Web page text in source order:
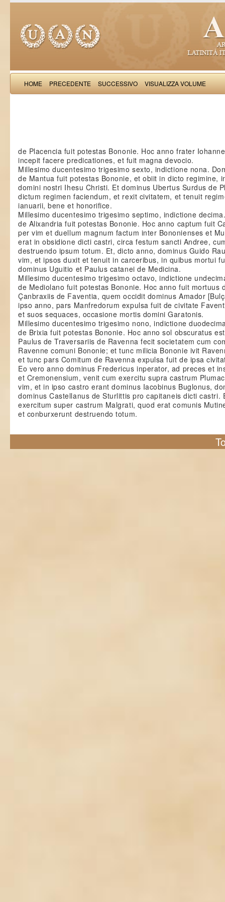
HOME PRECEDENTE SUCCESSIVO VISUALIZZA VOLUME
de Placencia fuit potestas Bononie. Hoc anno frater
incepit facere predicationes, et fuit magna devocio.
Millesimo ducentesimo trigesimo sexto, indictione nona.
de Mantua fuit potestas Bononie, et obiit in dicto regimine,
domini nostri Ihesu Christi. Et dominus Ubertus Surdus de
dictum regimen faciendum, et rexit civitatem, et tenuit
ianuarii, bene et honorifice.
Millesimo ducentesimo trigesimo septimo, indictione
de Alixandria fuit potestas Bononie. Hoc anno captum fuit
per vim et duellum magnum factum inter Bononienses et
erat in obsidione dicti castri, circa festum sancti Andree,
destruendo ipsum totum. Et, dicto anno, dominus Guido
vim, et ipsos duxit et tenuit in carceribus, in quibus mortui
dominus Uguitio et Paulus catanei de Medicina.
Millesimo ducentesimo trigesimo octavo, indictione
de Mediolano fuit potestas Bononie. Hoc anno fuit mortuus
Çanbraxiis de Faventia, quem occidit dominus Amador
ipso anno, pars Manfredorum expulsa fuit de civitate
et suos sequaces, occasione mortis domini Garatonis.
Millesimo ducentesimo trigesimo nono, indictione
de Brixia fuit potestas Bononie. Hoc anno sol obscuratus
Paulus de Traversariis de Ravenna fecit societatem cum
Ravenne comuni Bononie; et tunc milicia Bononie ivit
et tunc pars Comitum de Ravenna expulsa fuit de ipsa
Eo vero anno dominus Fredericus inperator, ad preces et
et Cremonensium, venit cum exercitu supra castrum
vim, et in ipso castro erant dominus Iacobinus Buglonus,
dominus Castellanus de Sturlittis pro capitaneis dicti castri.
exercitum super castrum Malgrati, quod erat comunis
et conburxerunt destruendo totum.